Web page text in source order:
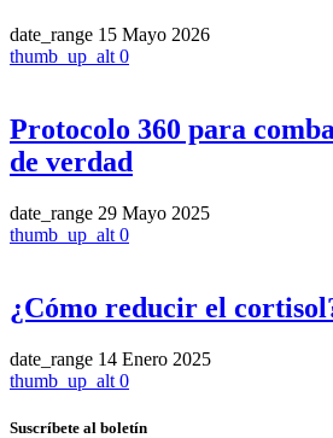
date_range 15 Mayo 2026
thumb_up_alt 0
Protocolo 360 para
de verdad
date_range 29 Mayo 2025
thumb_up_alt 0
¿Cómo reducir el
date_range 14 Enero 2025
thumb_up_alt 0
Suscríbete al boletín